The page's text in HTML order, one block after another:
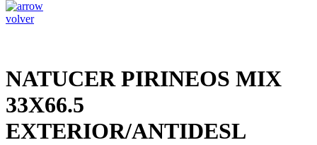
volver
NATUCER PIRINEOS MIX
33X66.5
EXTERIOR/ANTIDESL